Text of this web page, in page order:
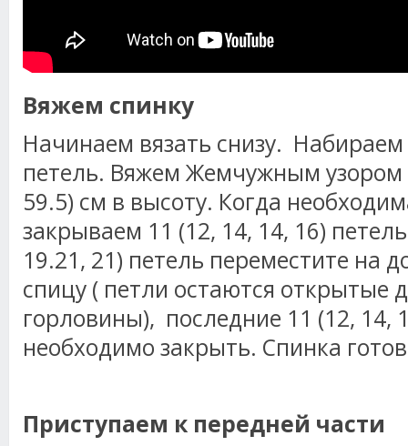
Вяжем спинку
Начинаем вязать снизу. Набираем
петель. Вяжем Жемчужным узором
59.5) см в высоту. Когда
закрываем 11 (12, 14, 14, 16)
19.21, 21) петель переместите на
спицу ( петли остаются открытые
горловины), последние 11 (12, 14,
необходимо закрыть. Спинка
Приступаем к передней части